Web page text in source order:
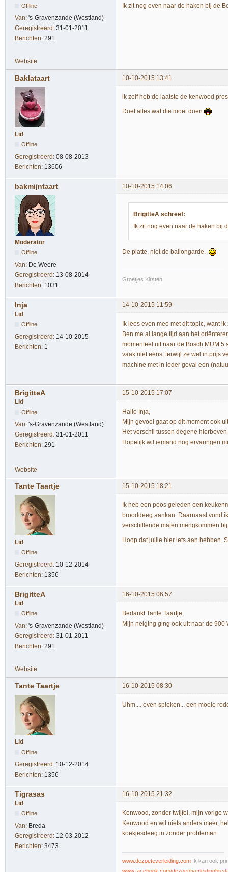
Offline
Van: 's-Gravenzande (Westland)
Geregistreerd: 31-01-2011
Berichten: 291
Ik zit nog even naar de haken bij de
Website
Baklataart 10-10-2015 13:41
Lid
Offline
Geregistreerd: 08-08-2013
Berichten: 13606
ik zelf heb de laatste de kenwood
Doet alles wat die moet doen
bakmijntaart 10-10-2015 14:06
Moderator
Offline
Van: De Weere
Geregistreerd: 13-08-2014
Berichten: 1031
BrigitteA schreef:
Ik zit nog even naar de haken bij
De platte, niet de ballongarde.
Groetjes Kirsten
Inja
14-10-2015 11:59
Lid
Offline
Geregistreerd: 14-10-2015
Berichten: 1
Ik lees even mee met dit topic, want
Ben me al lange tijd aan het
momenteel uit naar de Bosch MUM
vaak niet eens, terwijl ze wel in prijs
machine met in ieder geval een
BrigitteA
15-10-2015 17:07
Lid
Offline
Van: 's-Gravenzande (Westland)
Geregistreerd: 31-01-2011
Berichten: 291
Hallo Inja,
Mijn gevoel gaat op dit moment ook
Het verschil tussen degene
Hopelijk wil iemand nog ervaringen
Website
Tante Taartje 15-10-2015 18:21
Lid
Offline
Geregistreerd: 10-12-2014
Berichten: 1356
Ik heb een poos geleden een
brooddeeg aankan. Daarnaast vond
verschillende maten mengkommen
Hoop dat jullie hier iets aan hebben.
BrigitteA
16-10-2015 06:57
Lid
Offline
Van: 's-Gravenzande (Westland)
Geregistreerd: 31-01-2011
Berichten: 291
Bedankt Tante Taartje,
Mijn neiging ging ook uit naar de
Website
Tante Taartje 16-10-2015 08:30
Lid
Offline
Geregistreerd: 10-12-2014
Berichten: 1356
Uhm.... even spieken... een mooie
Tigrasas
16-10-2015 21:32
Lid
Offline
Van: Breda
Geregistreerd: 12-03-2012
Berichten: 3473
Kenwood, zonder twijfel, mijn vorige
Kenwood en wil niets anders meer,
koekjesdeeg in zonder problemen
www.dezoeteverleiding.com Ik kan ook